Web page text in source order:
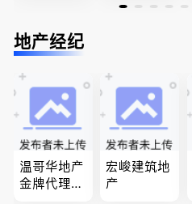
温哥华，公
司商业、收
姻家庭、遗
嘱遗产
家庭法, 离
地产经纪
温哥华地产
金牌代理经
宏峻建筑地
产